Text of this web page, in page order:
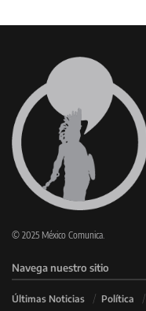
© 2025 México Comunica.
Navega nuestro sitio
Últimas Noticias Política